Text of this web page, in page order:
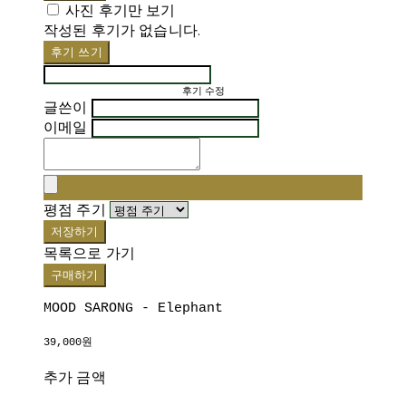
사진 후기만 보기
작성된 후기가 없습니다.
후기 쓰기
후기 수정
글쓴이
이메일
평점 주기
저장하기
목록으로 가기
구매하기
MOOD SARONG - Elephant
39,000원
추가 금액